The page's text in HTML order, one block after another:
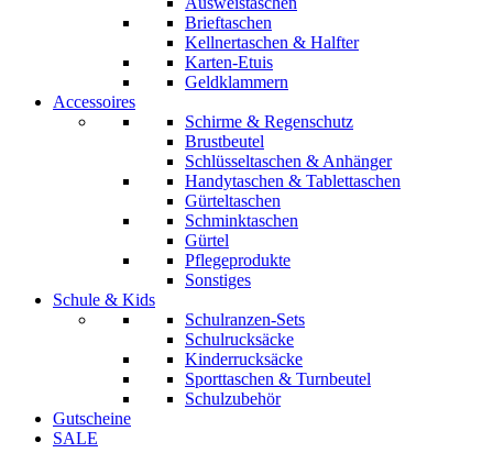
Brieftaschen
Kellnertaschen & Halfter
Karten-Etuis
Geldklammern
Accessoires
Schirme & Regenschutz
Brustbeutel
Schlüsseltaschen & Anhänger
Handytaschen & Tablettaschen
Gürteltaschen
Schminktaschen
Gürtel
Pflegeprodukte
Sonstiges
Schule & Kids
Schulranzen-Sets
Schulrucksäcke
Kinderrucksäcke
Sporttaschen & Turnbeutel
Schulzubehör
Gutscheine
SALE